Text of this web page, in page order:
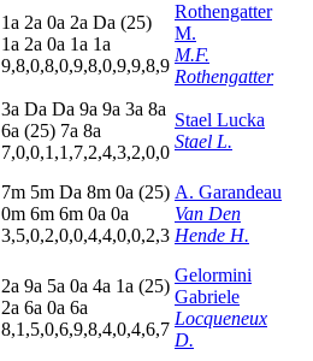
1a 2a 0a 2a Da (25)
1a 2a 0a 1a 1a
9,8,0,8,0,9,8,0,9,9,8,9
Rothengatter
M.
M.F.
Rothengatter
3a Da Da 9a 9a 3a 8a
6a (25) 7a 8a
7,0,0,1,1,7,2,4,3,2,0,0
Stael Lucka
Stael L.
7m 5m Da 8m 0a (25)
0m 6m 6m 0a 0a
3,5,0,2,0,0,4,4,0,0,2,3
A. Garandeau
Van Den
Hende H.
2a 9a 5a 0a 4a 1a (25)
2a 6a 0a 6a
8,1,5,0,6,9,8,4,0,4,6,7
Gelormini
Gabriele
Locqueneux
D.